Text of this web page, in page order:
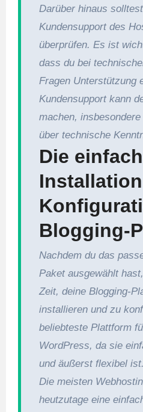
Darüber hinaus
Kundensupport des
überprüfen. Es ist
dass du bei
Fragen Unterstützung
Kundensupport kann
machen,
über technische
Die
Blogging-
Nachdem du das
Paket ausgewählt
Zeit, deine Blogging-
installieren und zu
beliebteste Plattform
WordPress, da sie
und äußerst flexibel ist.
Die meisten
heutzutage eine